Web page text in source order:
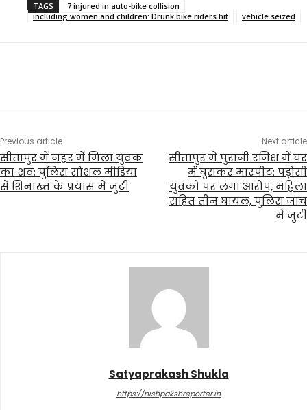
TAGS
7 injured in auto-bike collision
including women and children: Drunk bike riders hit
vehicle seized
Previous article
सीतापुर में नहर में मिला युवक
का शव: पुलिस सोशल मीडिया
से शिनाख्त के प्रयास में जुटी
Next article
सीतापुर में पुरानी रंजिश में घर
में घुसकर मारपीट: पड़ोसी
युवकों पर लगा आरोप, महिला
सहित तीन घायल, पुलिस जांच
में जुटी
Satyaprakash Shukla
https://nishpakshreporter.in